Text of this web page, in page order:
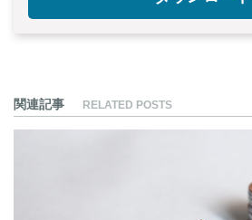
関連記事 RELATED POSTS